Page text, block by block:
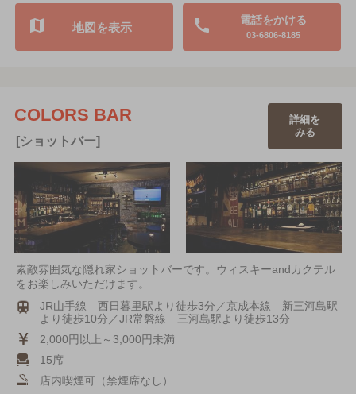
電話をかける
03-6806-8185
地図を表示
COLORS BAR
[ショットバー]
詳細を
みる
素敵雰囲気な隠れ家ショットバーです。ウィスキーandカクテル
をお楽しみいただけます。
JR山手線 西日暮里駅より徒歩3分／京成本線 新三河島駅
より徒歩10分／JR常磐線 三河島駅より徒歩13分
2,000円以上～3,000円未満
15席
店内喫煙可（禁煙席なし）